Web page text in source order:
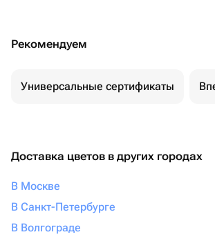
Рекомендуем
Универсальные сертификаты
Доставка цветов в других городах
В Москве
В Санкт-Петербурге
В Волгограде